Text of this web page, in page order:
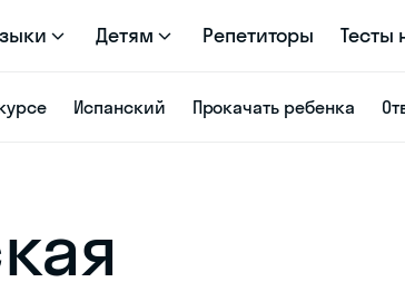
Детям Репетиторы Тесты
Испанский Прокачать ребенка